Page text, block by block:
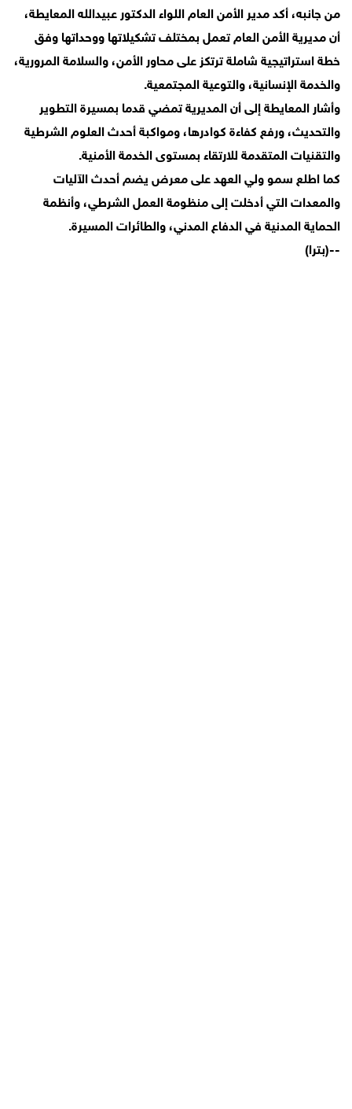
من جانبه، أكد مدير الأمن العام اللواء الدكتور عبيدالله المعايطة،
أن مديرية الأمن العام تعمل بمختلف تشكيلاتها ووحداتها وفق
خطة استراتيجية شاملة ترتكز على محاور الأمن، والسلامة المرورية،
والخدمة الإنسانية، والتوعية المجتمعية.
وأشار المعايطة إلى أن المديرية تمضي قدما بمسيرة التطوير
والتحديث، ورفع كفاءة كوادرها، ومواكبة أحدث العلوم الشرطية
والتقنيات المتقدمة للارتقاء بمستوى الخدمة الأمنية.
كما اطلع سمو ولي العهد على معرض يضم أحدث الآليات
والمعدات التي أدخلت إلى منظومة العمل الشرطي، وأنظمة
الحماية المدنية في الدفاع المدني، والطائرات المسيرة.
--(بترا)